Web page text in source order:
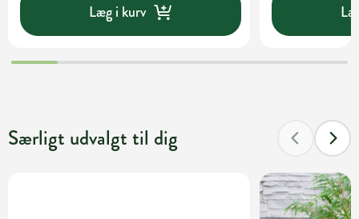
Læg i kurv
Særligt udvalgt til dig